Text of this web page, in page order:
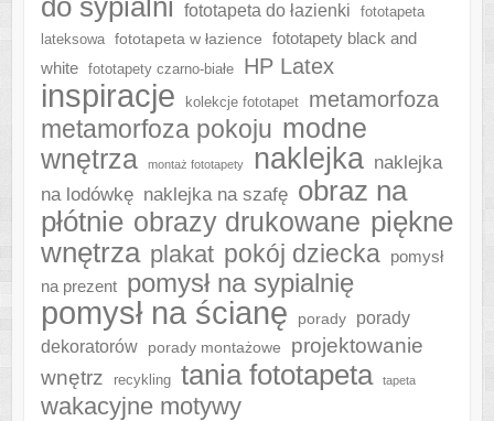
fototapeta do łazienki
fototapeta
lateksowa
fototapeta w łazience
fototapety black and
white
fototapety czarno-białe HP Latex
inspiracje kolekcje fototapet metamorfoza
metamorfoza pokoju modne
wnętrza
montaż fototapety naklejka naklejka
na lodówkę naklejka na szafę obraz na
płótnie obrazy drukowane piękne
wnętrza plakat pokój dziecka pomysł
na prezent pomysł na sypialnię
pomysł na ścianę porady
porady
dekoratorów
porady montażowe
projektowanie
wnętrz
recykling tania fototapeta tapeta
wakacyjne motywy